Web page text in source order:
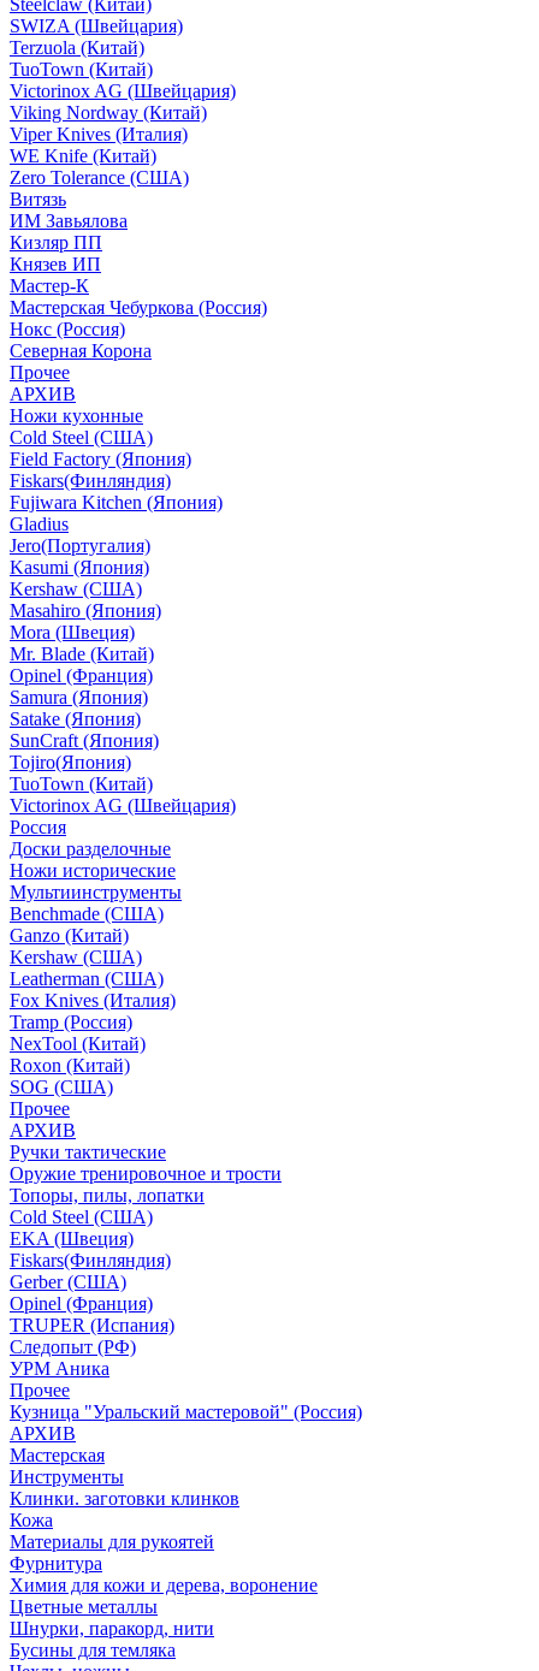
Steelclaw (Китай)
SWIZA (Швейцария)
Terzuola (Китай)
TuoTown (Китай)
Victorinox AG (Швейцария)
Viking Nordway (Китай)
Viper Knives (Италия)
WE Knife (Китай)
Zero Tolerance (США)
Витязь
ИМ Завьялова
Кизляр ПП
Князев ИП
Мастер-К
Мастерская Чебуркова (Россия)
Нокс (Россия)
Северная Корона
Прочее
АРХИВ
Ножи кухонные
Cold Steel (США)
Field Factory (Япония)
Fiskars(Финляндия)
Fujiwara Kitchen (Япония)
Gladius
Jero(Португалия)
Kasumi (Япония)
Kershaw (США)
Masahiro (Япония)
Mora (Швеция)
Mr. Blade (Китай)
Opinel (Франция)
Samura (Япония)
Satake (Япония)
SunCraft (Япония)
Tojiro(Япония)
TuoTown (Китай)
Victorinox AG (Швейцария)
Россия
Доски разделочные
Ножи исторические
Мультиинструменты
Benchmade (США)
Ganzo (Китай)
Kershaw (США)
Leatherman (США)
Fox Knives (Италия)
Tramp (Россия)
NexTool (Китай)
Roxon (Китай)
SOG (США)
Прочее
АРХИВ
Ручки тактические
Оружие тренировочное и трости
Топоры, пилы, лопатки
Cold Steel (США)
EKA (Швеция)
Fiskars(Финляндия)
Gerber (США)
Opinel (Франция)
TRUPER (Испания)
Следопыт (РФ)
УРМ Аника
Прочее
Кузница "Уральский мастеровой" (Россия)
АРХИВ
Мастерская
Инструменты
Клинки. заготовки клинков
Кожа
Материалы для рукоятей
Фурнитура
Химия для кожи и дерева, воронение
Цветные металлы
Шнурки, паракорд, нити
Бусины для темляка